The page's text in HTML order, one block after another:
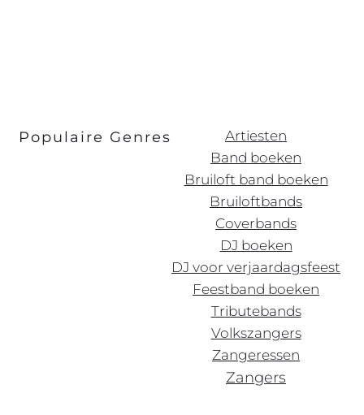
Populaire Genres
Artiesten
Band boeken
Bruiloft band boeken
Bruiloftbands
Coverbands
DJ boeken
DJ voor verjaardagsfeest
Feestband boeken
Tributebands
Volkszangers
Zangeressen
Zangers